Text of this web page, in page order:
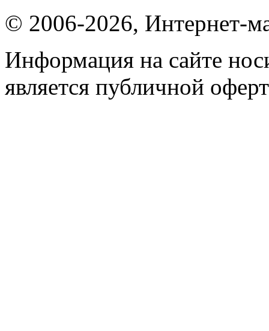
© 2006-2026, Интернет-
Информация на сайте
является публичной